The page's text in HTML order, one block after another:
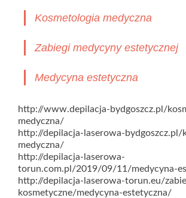
Kosmetologia medyczna
Zabiegi medycyny estetycznej
Medycyna estetyczna
http://www.depilacja-bydgoszcz.pl/
medyczna/
http://depilacja-laserowa-bydgoszcz.pl/
medyczna/
http://depilacja-laserowa-
torun.com.pl/2019/09/11/medycyna-
http://depilacja-laserowa-torun.eu/
kosmetyczne/medycyna-estetyczna/